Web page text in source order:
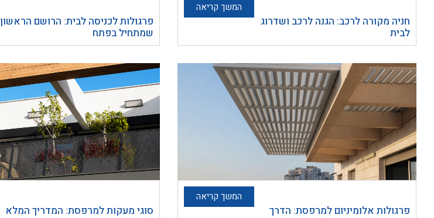
חניה מקורה לרכב: הגנה לרכב ושדרוג
לבית
המשך קריאה
פרגולות לכניסה לבית: הרושם הראשון
שמתחיל בפתח
פרגולות אלומיניום למרפסת: הדרך
המשך קריאה
סוגי מעקות למרפסת: המדריך המלא